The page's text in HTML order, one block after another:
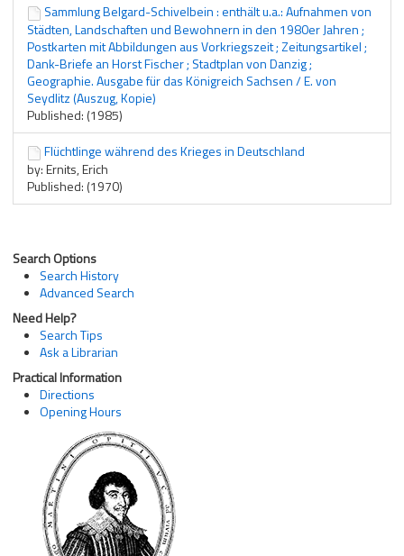
Sammlung Belgard-Schivelbein : enthält u.a.: Aufnahmen von
Städten, Landschaften und Bewohnern in den 1980er Jahren ;
Postkarten mit Abbildungen aus Vorkriegszeit ; Zeitungsartikel ;
Dank-Briefe an Horst Fischer ; Stadtplan von Danzig ;
Geographie. Ausgabe für das Königreich Sachsen / E. von
Seydlitz (Auszug, Kopie)
Published: (1985)
Flüchtlinge während des Krieges in Deutschland
by: Ernits, Erich
Published: (1970)
Search Options
Search History
Advanced Search
Need Help?
Search Tips
Ask a Librarian
Practical Information
Directions
Opening Hours